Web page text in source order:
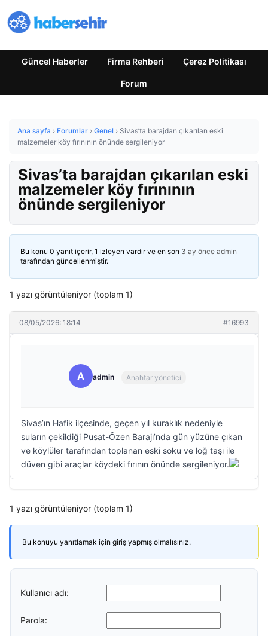
Güncel Haberler Firma Rehberi Çerez Politikası
Forum
Ana sayfa › Forumlar › Genel › Sivas’ta barajdan çıkarılan eski
malzemeler köy fırınının önünde sergileniyor
Sivas’ta barajdan çıkarılan eski
malzemeler köy fırınının
önünde sergileniyor
Bu konu 0 yanıt içerir, 1 izleyen vardır ve en son 3 ay önce admin
tarafından güncellenmiştir.
1 yazı görüntüleniyor (toplam 1)
08/05/2026: 18:14 #16993
A admin Anahtar yönetici
Sivas’ın Hafik ilçesinde, geçen yıl kuraklık nedeniyle
suların çekildiği Pusat-Özen Barajı’nda gün yüzüne çıkan
ve köylüler tarafından toplanan eski soku ve loğ taşı ile
düven gibi araçlar köydeki fırının önünde sergileniyor.
1 yazı görüntüleniyor (toplam 1)
Bu konuyu yanıtlamak için giriş yapmış olmalısınız.
Kullanıcı adı:
Parola: